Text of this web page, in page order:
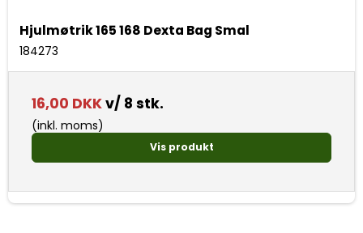
Hjulmøtrik 165 168 Dexta Bag Smal
184273
16,00 DKKv/ 8 stk.
(inkl. moms)
Vis produkt